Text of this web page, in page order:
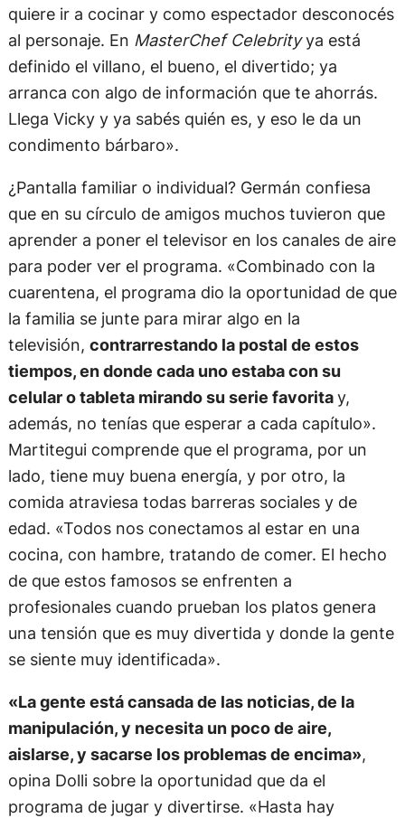
quiere ir a cocinar y como espectador desconocés
al personaje. En MasterChef Celebrityya está
definido el villano, el bueno, el divertido; ya
arranca con algo de información que te ahorrás.
Llega Vicky y ya sabés quién es, y eso le da un
condimento bárbaro».
¿Pantalla familiar o individual? Germán confiesa
que en su círculo de amigos muchos tuvieron que
aprender a poner el televisor en los canales de aire
para poder ver el programa. «Combinado con la
cuarentena, el programa dio la oportunidad de que
la familia se junte para mirar algo en la
televisión, contrarrestando la postal de estos
tiempos, en donde cada uno estaba con su
celular o tableta mirando su serie favoritay,
además, no tenías que esperar a cada capítulo».
Martitegui comprende que el programa, por un
lado, tiene muy buena energía, y por otro, la
comida atraviesa todas barreras sociales y de
edad. «Todos nos conectamos al estar en una
cocina, con hambre, tratando de comer. El hecho
de que estos famosos se enfrenten a
profesionales cuando prueban los platos genera
una tensión que es muy divertida y donde la gente
se siente muy identificada».
«La gente está cansada de las noticias, de la
manipulación, y necesita un poco de aire,
aislarse, y sacarse los problemas de encima»,
opina Dolli sobre la oportunidad que da el
programa de jugar y divertirse. «Hasta hay